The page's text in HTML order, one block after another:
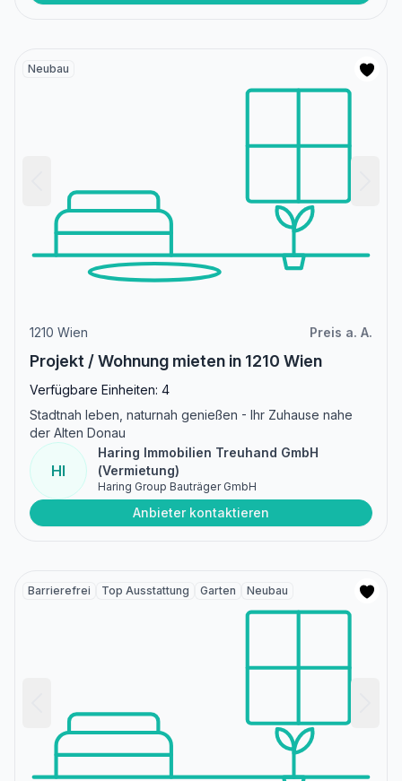
Neubau
1210 Wien Preis a. A.
Projekt / Wohnung mieten in 1210 Wien
Verfügbare Einheiten: 4
Stadtnah leben, naturnah genießen - Ihr Zuhause nahe
der Alten Donau
HI
Haring Immobilien Treuhand GmbH
(Vermietung)
Haring Group Bauträger GmbH
Anbieter kontaktieren
Barrierefrei Top Ausstattung Garten Neubau